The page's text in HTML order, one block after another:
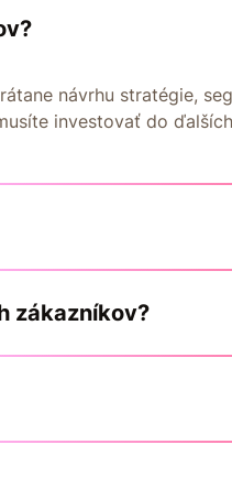
návrhu stratégie,
investovať do
zákazníkov?